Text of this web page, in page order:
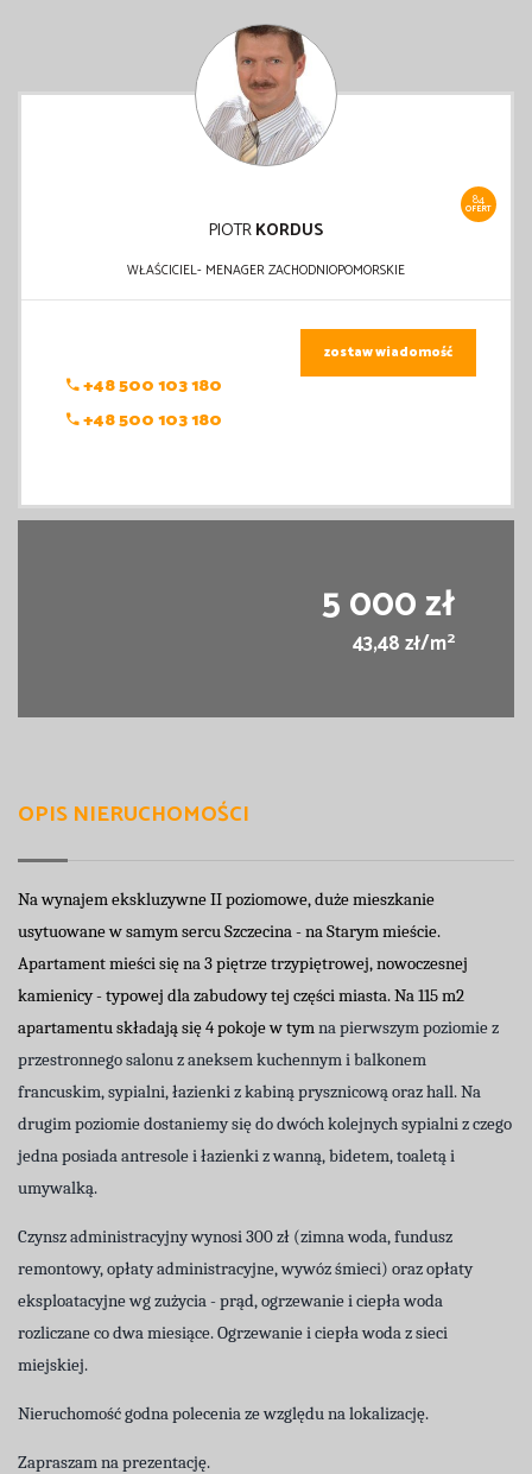
84
OFERT
PIOTRKORDUS
WŁAŚCICIEL- MENAGER ZACHODNIOPOMORSKIE
+48 500 103 180
+48 500 103 180
zostaw wiadomość
5 000 zł
43,48 zł/m2
OPIS NIERUCHOMOŚCI
Na wynajem ekskluzywne II poziomowe, duże mieszkanie
usytuowane w samym sercu Szczecina - na Starym mieście.
Apartament mieści się na 3 piętrze trzypiętrowej, nowoczesnej
kamienicy - typowej dla zabudowy tej części miasta. Na 115 m2
apartamentu składają się 4 pokoje w tymna pierwszym poziomie z
przestronnego salonu z aneksem kuchennym i balkonem
francuskim, sypialni, łazienki z kabiną prysznicową oraz hall. Na
drugim poziomie dostaniemy się do dwóch kolejnych sypialni z czego
jedna posiada antresole i łazienki z wanną, bidetem, toaletą i
umywalką.
Czynsz administracyjny wynosi 300 zł (zimna woda, fundusz
remontowy, opłaty administracyjne, wywóz śmieci) oraz opłaty
eksploatacyjne wg zużycia - prąd, ogrzewanie i ciepła woda
rozliczane co dwa miesiące. Ogrzewanie i ciepła woda z sieci
miejskiej.
Nieruchomość godna polecenia ze względu na lokalizację.
Zapraszam na prezentację.